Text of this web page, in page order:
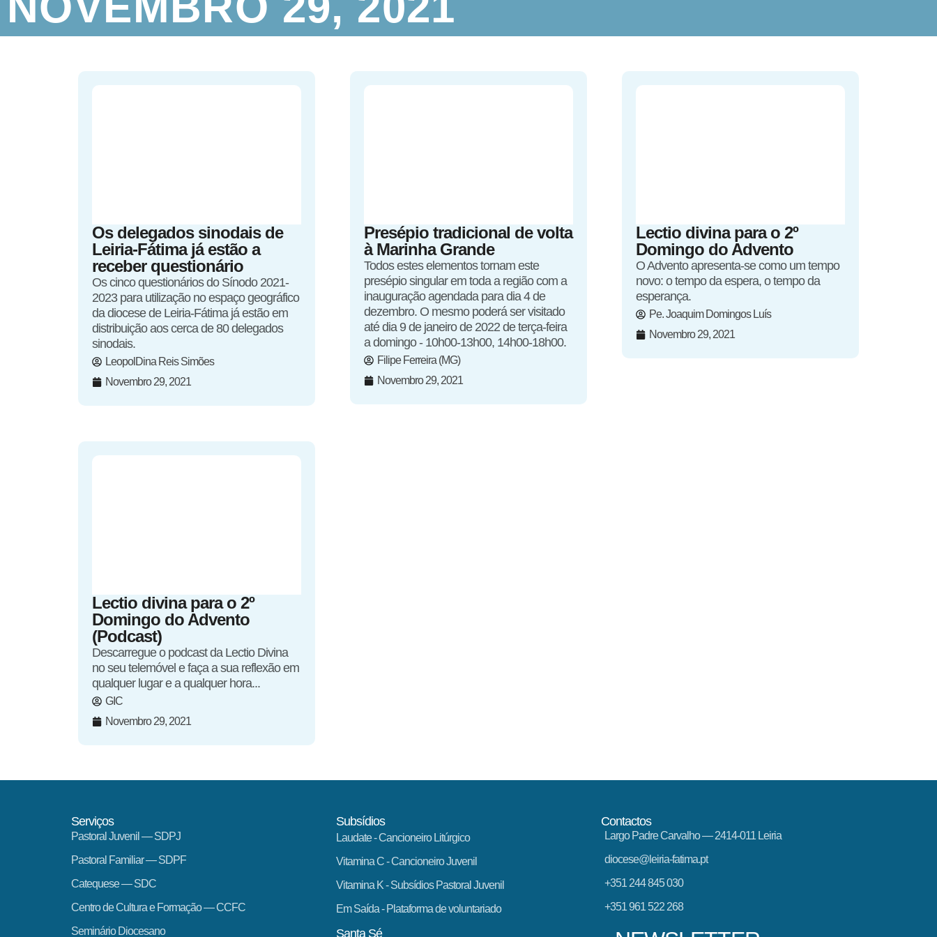
Os delegados sinodais de
Leiria-Fátima já estão a
receber questionário
Os cinco questionários do Sínodo 2021-
2023 para utilização no espaço geográfico
da diocese de Leiria-Fátima já estão em
distribuição aos cerca de 80 delegados
sinodais.
LeopolDina Reis Simões
Novembro 29, 2021
Presépio tradicional de volta
à Marinha Grande
Todos estes elementos tornam este
presépio singular em toda a região com a
inauguração agendada para dia 4 de
dezembro. O mesmo poderá ser visitado
até dia 9 de janeiro de 2022 de terça-feira
a domingo - 10h00-13h00, 14h00-18h00.
Filipe Ferreira (MG)
Novembro 29, 2021
Lectio divina para o 2º
Domingo do Advento
O Advento apresenta-se como um tempo
novo: o tempo da espera, o tempo da
esperança.
Pe. Joaquim Domingos Luís
Novembro 29, 2021
Lectio divina para o 2º
Domingo do Advento
(Podcast)
Descarregue o podcast da Lectio Divina
no seu telemóvel e faça a sua reflexão em
qualquer lugar e a qualquer hora...
GIC
Novembro 29, 2021
Serviços
Pastoral Juvenil — SDPJ
Pastoral Familiar — SDPF
Catequese — SDC
Centro de Cultura e Formação — CCFC
Seminário Diocesano
Subsídios
Laudate- Cancioneiro Litúrgico
Vitamina C- Cancioneiro Juvenil
Vitamina K- Subsídios Pastoral Juvenil
Em Saída- Plataforma de voluntariado
Santa Sé
Contactos
Largo Padre Carvalho — 2414-011 Leiria
diocese@leiria-fatima.pt
+351 244 845 030
+351 961 522 268